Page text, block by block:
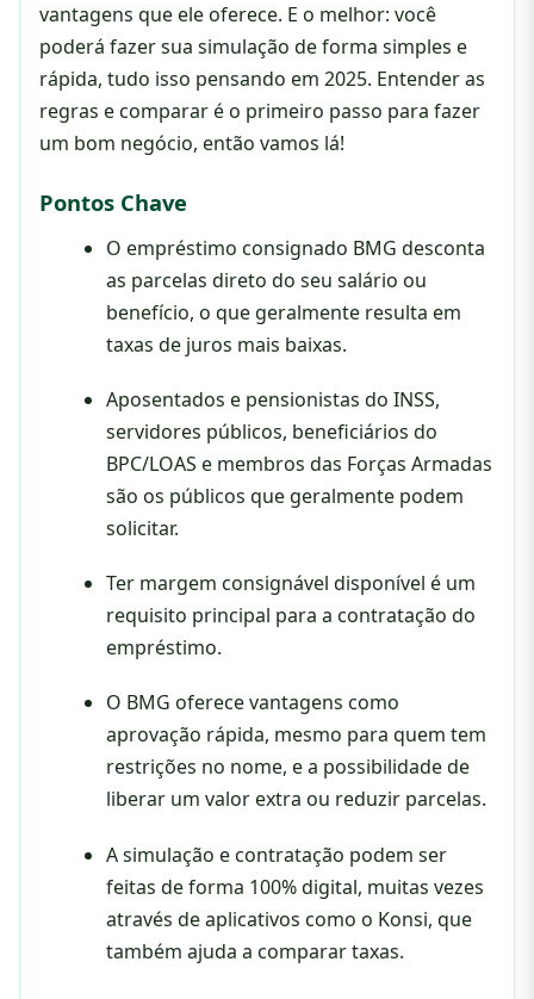
vantagens que ele oferece. E o melhor: você
poderá fazer sua simulação de forma simples e
rápida, tudo isso pensando em 2025. Entender as
regras e comparar é o primeiro passo para fazer
um bom negócio, então vamos lá!
Pontos Chave
O empréstimo consignado BMG desconta
as parcelas direto do seu salário ou
benefício, o que geralmente resulta em
taxas de juros mais baixas.
Aposentados e pensionistas do INSS,
servidores públicos, beneficiários do
BPC/LOAS e membros das Forças Armadas
são os públicos que geralmente podem
solicitar.
Ter margem consignável disponível é um
requisito principal para a contratação do
empréstimo.
O BMG oferece vantagens como
aprovação rápida, mesmo para quem tem
restrições no nome, e a possibilidade de
liberar um valor extra ou reduzir parcelas.
A simulação e contratação podem ser
feitas de forma 100% digital, muitas vezes
através de aplicativos como o Konsi, que
também ajuda a comparar taxas.